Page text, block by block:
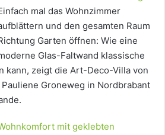
mal das Wohnzimmer
und den gesamten Raum
Garten öffnen: Wie eine
Glas-Faltwand klassische
kann, zeigt die Art-Deco-Villa von
Groneweg in Nordbrabant
mit geklebten